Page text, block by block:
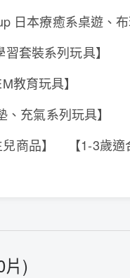
日本療癒系桌遊、布
套裝系列玩具】
教育玩具】
充氣系列玩具】
兒商品】
【1-3歲適
片)